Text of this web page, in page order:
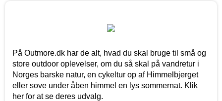
På Outmore.dk har de alt, hvad du skal bruge til små og
store outdoor oplevelser, om du så skal på vandretur i
Norges barske natur, en cykeltur op af Himmelbjerget
eller sove under åben himmel en lys sommernat. Klik
her for at se deres udvalg.